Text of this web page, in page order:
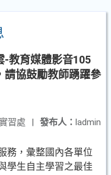
-教育媒體影音105
請協鼓勵教師踴躍參
發布人： ladmin
實習處 |
務，彙整國內各單位
學生自主學習之最佳